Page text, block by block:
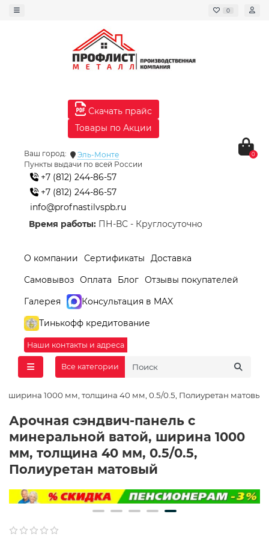
0
Скачать прайс
Товары по Акции
Ваш город:
Эль-Монте
Пункты выдачи по всей России
+7 (812) 244-86-57
+7 (812) 244-86-57
info@profnastilvspb.ru
Время работы: ПН-ВС - Круглосуточно
0
О компании Сертификаты
Доставка
Самовывоз Оплата Блог Отзывы покупателей
Галерея
Консультация в MAX
Тинькофф кредитование
Наши контакты и адреса
Все категории
ширина 1000 мм, толщина 40 мм, 0.5/0.5, Полиуретан матовый
Арочная сэндвич-панель с
минеральной ватой, ширина 1000
мм, толщина 40 мм, 0.5/0.5,
Полиуретан матовый